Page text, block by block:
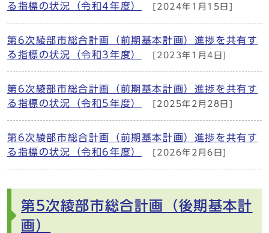
る指標の状況（令和4年度）
[2024年1月15日]
第6次綾部市総合計画（前期基本計画）進捗を共有す
る指標の状況（令和3年度）
[2023年1月4日]
第6次綾部市総合計画（前期基本計画）進捗を共有す
る指標の状況（令和5年度）
[2025年2月28日]
第6次綾部市総合計画（前期基本計画）進捗を共有す
る指標の状況（令和6年度）
[2026年2月6日]
第5次綾部市総合計画（後期基本計
画）